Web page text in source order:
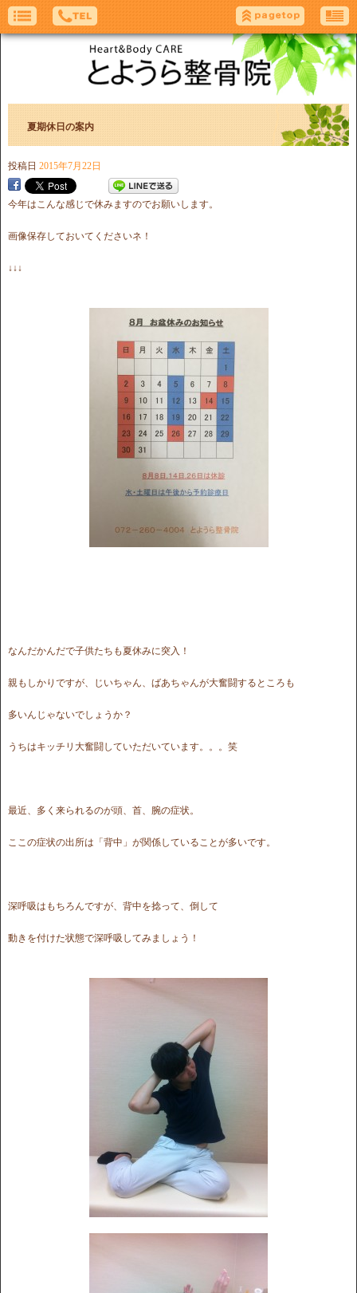
夏期休日の案内
投稿日 2015年7月22日
今年はこんな感じで休みますのでお願いします。
画像保存しておいてくださいネ！
↓↓↓
なんだかんだで子供たちも夏休みに突入！
親もしかりですが、じいちゃん、ばあちゃんが大奮闘するところも
多いんじゃないでしょうか？
うちはキッチリ大奮闘していただいています。。。笑
最近、多く来られるのが頭、首、腕の症状。
ここの症状の出所は「背中」が関係していることが多いです。
深呼吸はもちろんですが、背中を捻って、倒して
動きを付けた状態で深呼吸してみましょう！